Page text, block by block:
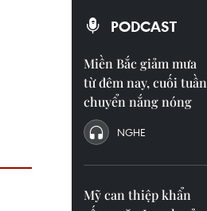
PODCAST
Miền Bắc giảm mưa
từ đêm nay, cuối tuần
chuyển nắng nóng
NGHE
Mỹ can thiệp khẩn